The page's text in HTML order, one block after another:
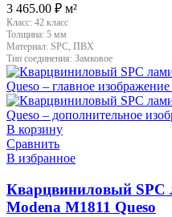
3 465.00 ₽ м²
Класс: 42 класс
Толщина: 5 мм
Материал: SPC, ПВХ
Тип соединения: Замковое
В корзину
Сравнить
В избранное
Кварцвиниловый SPC
Modena M1811 Queso